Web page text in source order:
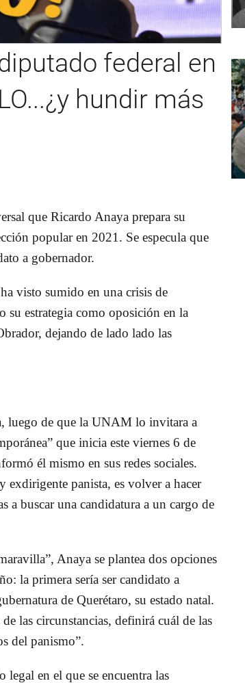
federal en
hundir más
que Ricardo Anaya prepara su
popular en 2021. Se especula que
a gobernador.
visto sumido en una crisis de
su estrategia como oposición en la
dejando de lado lado las
luego de que la UNAM lo invitara a
que inicia este viernes 6 de
él mismo en sus redes sociales.
exdirigente panista, es volver a hacer
a buscar una candidatura a un cargo de
Anaya se plantea dos opciones
la primera sería ser candidato a
de Querétaro, su estado natal.
las circunstancias, definirá cuál de las
del panismo”.
legal en el que se encuentra las